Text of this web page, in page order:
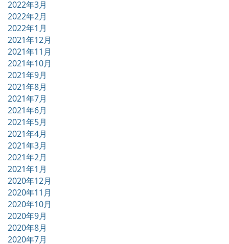
2022年3月
2022年2月
2022年1月
2021年12月
2021年11月
2021年10月
2021年9月
2021年8月
2021年7月
2021年6月
2021年5月
2021年4月
2021年3月
2021年2月
2021年1月
2020年12月
2020年11月
2020年10月
2020年9月
2020年8月
2020年7月